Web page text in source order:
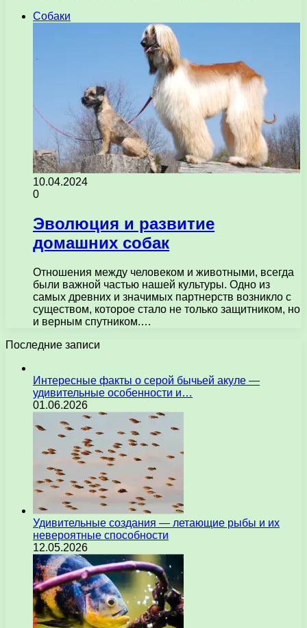
Собаки
10.04.2024
0
Эволюция и развитие
домашних собак
Отношения между человеком и животными, всегда
были важной частью нашей культуры. Одно из
самых древних и значимых партнерств возникло с
существом, которое стало не только защитником, но
и верным спутником.…
Последние записи
Интересные факты о серой бычьей акуле —
удивительные особенности и…
01.06.2026
Удивительные создания — летающие рыбы и их
невероятные способности
12.05.2026